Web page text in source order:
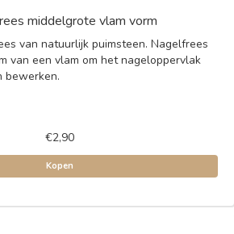
middelgrote vlam vorm
van natuurlijk puimsteen. Nagelfrees
van een vlam om het nageloppervlak
bewerken.
€2,90
Kopen